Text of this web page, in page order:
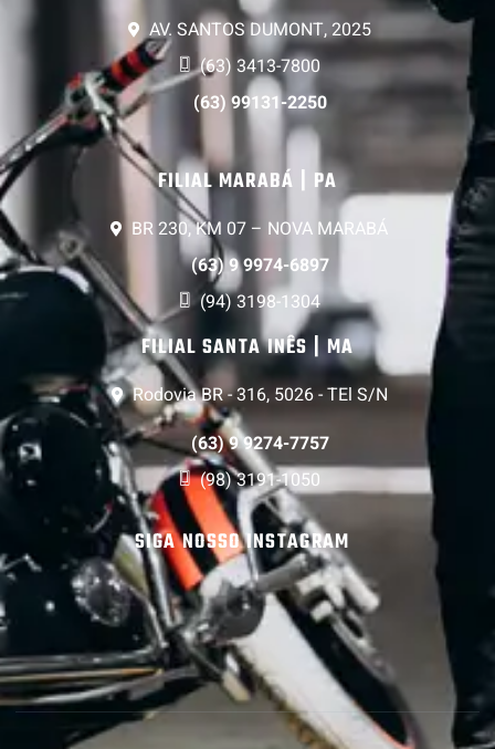
AV. SANTOS DUMONT, 2025
(63) 3413-7800
(63) 99131-2250
FILIAL MARABÁ | PA
BR 230, KM 07 – NOVA MARABÁ
(63) 9 9974-6897
(94) 3198-1304
FILIAL SANTA INÊS | MA
Rodovia BR - 316, 5026 - TEl S/N
(63) 9 9274-7757
(98) 3191-1050
SIGA NOSSO INSTAGRAM